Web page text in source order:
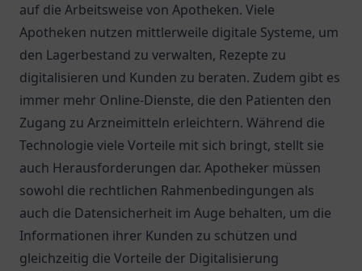
auf die Arbeitsweise von Apotheken. Viele
Apotheken nutzen mittlerweile digitale Systeme, um
den Lagerbestand zu verwalten, Rezepte zu
digitalisieren und Kunden zu beraten. Zudem gibt es
immer mehr Online-Dienste, die den Patienten den
Zugang zu Arzneimitteln erleichtern. Während die
Technologie viele Vorteile mit sich bringt, stellt sie
auch Herausforderungen dar. Apotheker müssen
sowohl die rechtlichen Rahmenbedingungen als
auch die Datensicherheit im Auge behalten, um die
Informationen ihrer Kunden zu schützen und
gleichzeitig die Vorteile der Digitalisierung